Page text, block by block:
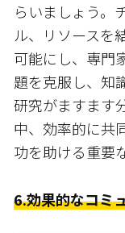
らいましょう。
ル、リソースを
可能にし、専門
題を克服し、知
研究がますます
中、効率的に共
功を助ける重要
6.効果的なコミ